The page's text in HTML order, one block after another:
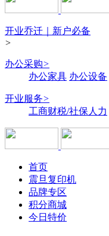
开业乔迁｜新户必备
>
办公采购>
办公家具 办公设备
开业服务>
工商财税/社保人力
首页
震旦复印机
品牌专区
积分商城
今日特价